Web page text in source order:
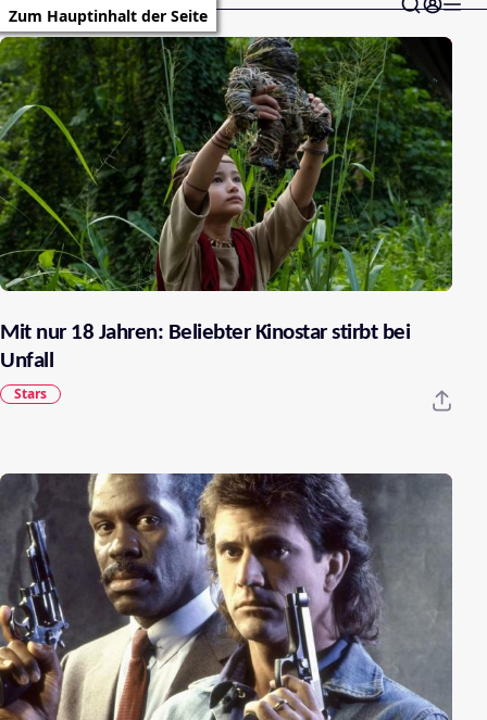
Zum Hauptinhalt der Seite
Mit nur 18 Jahren: Beliebter Kinostar stirbt bei
Unfall
Stars